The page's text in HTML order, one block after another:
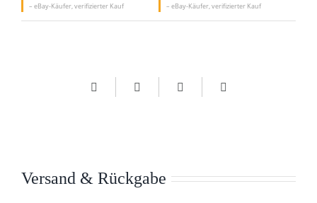
– eBay-Käufer, verifizierter Kauf – eBay-Käufer, verifizierter Kauf
Versand & Rückgabe